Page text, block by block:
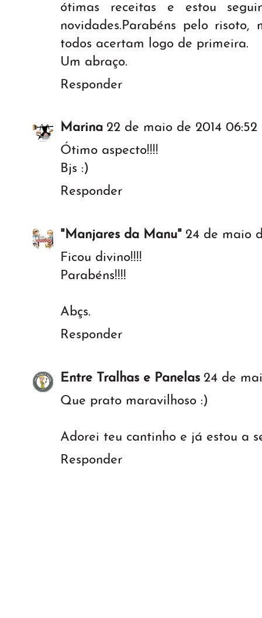
ótimas receitas e estou
novidades.Parabéns pelo risoto,
todos acertam logo de primeira.
Um abraço.
Responder
Marina 22 de maio de 2014 06:52
Ótimo aspecto!!!!
Bjs :)
Responder
"Manjares da Manu" 24 de maio
Ficou divino!!!!
Parabéns!!!!
Abçs.
Responder
Entre Tralhas e Panelas 24 de
Que prato maravilhoso :)
Adorei teu cantinho e já estou a
Responder